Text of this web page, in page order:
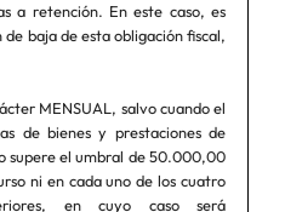
a retención. En este caso, es
baja de esta obligación fiscal,
MENSUAL, salvo cuando el
de bienes y prestaciones de
supere el umbral de 50.000,00
ni en cada uno de los cuatro
en cuyo caso será